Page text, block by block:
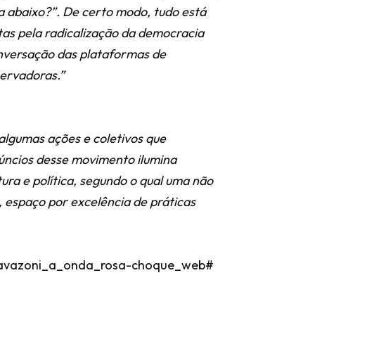
De certo modo, tudo está
pela radicalização da democracia
das plataformas de
ações e coletivos que
desse movimento ilumina
e política, segundo o qual uma não
por excelência de práticas
choque_web#